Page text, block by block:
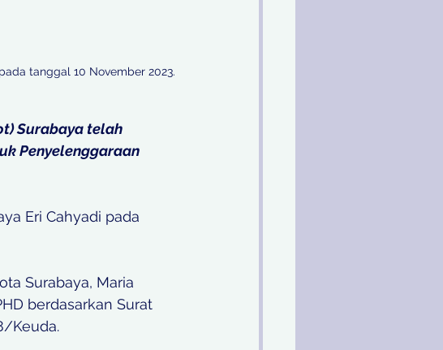
tanggal 10 November 2023.
Surabaya telah
Penyelenggaraan
Eri Cahyadi pada
Surabaya, Maria
berdasarkan Surat
Keuda.